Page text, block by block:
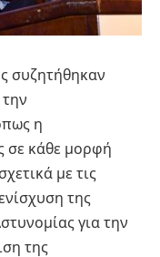
συζητήθηκαν
η
σε κάθε μορφή
με τις
της
για την
της